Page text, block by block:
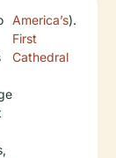
America’s
First
Cathedral
).